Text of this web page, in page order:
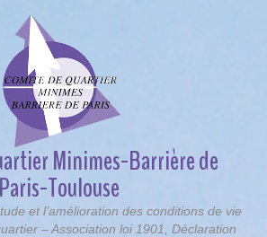
Minimes-Barrière de
Paris-Toulouse
et l’amélioration des conditions de vie
– Association loi 1901, Déclaration